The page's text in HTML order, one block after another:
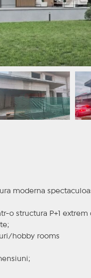
moderna
o structura P+1 extrem
hobby rooms